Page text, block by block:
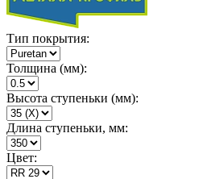
Тип покрытия:
Толщина (мм):
Высота ступеньки (мм):
Длина ступеньки, мм:
Цвет: